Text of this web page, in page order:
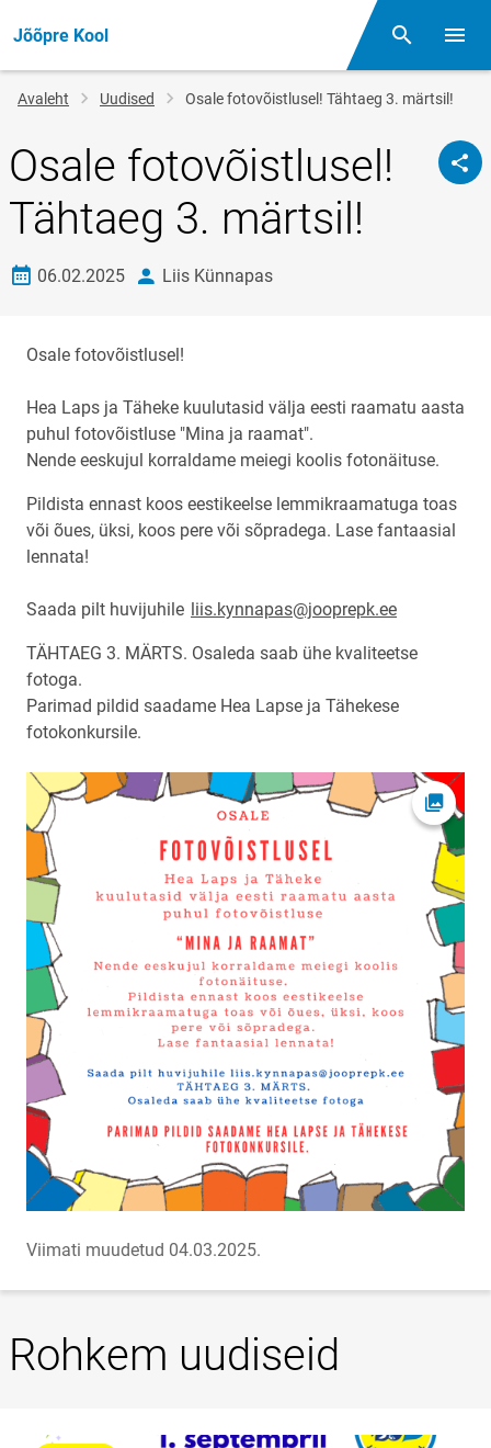
Jõõpre Kool Otsing
Jälglink
Avaleht Uudised Osale fotovõistlusel! Tähtaeg 3. märtsil!
Osale fotovõistlusel!
Tähtaeg 3. märtsil!
Loomise kuupäev
06.02.2025 autorLiis Künnapas
Osale fotovõistlusel!
Hea Laps ja Täheke kuulutasid välja eesti raamatu aasta
puhul fotovõistluse "Mina ja raamat".
Nende eeskujul korraldame meiegi koolis fotonäituse.
Pildista ennast koos eestikeelse lemmikraamatuga toas
või õues, üksi, koos pere või sõpradega. Lase fantaasial
lennata!
Saada pilt huvijuhile liis.kynnapas@jooprepk.ee
TÄHTAEG 3. MÄRTS. Osaleda saab ühe kvaliteetse
fotoga.
Parimad pildid saadame Hea Lapse ja Tähekese
fotokonkursile.
Ava
Viimati muudetud 04.03.2025.
Rohkem uudiseid